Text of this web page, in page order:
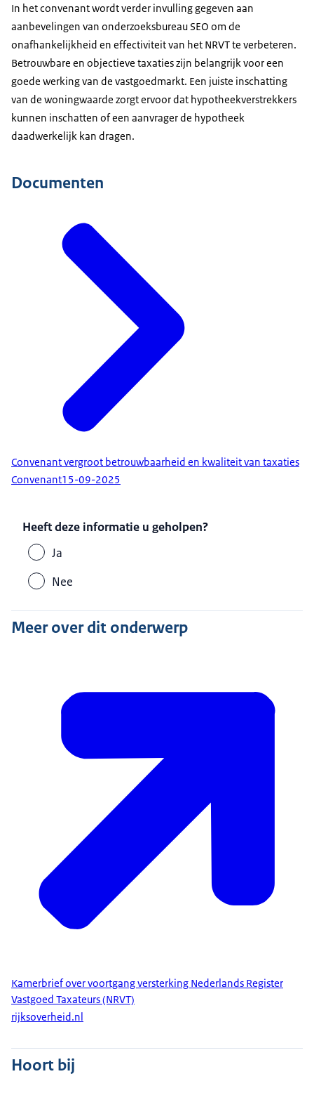
In het convenant wordt verder invulling gegeven aan
aanbevelingen van onderzoeksbureau SEO om de
onafhankelijkheid en effectiviteit van het NRVT te verbeteren.
Betrouwbare en objectieve taxaties zijn belangrijk voor een
goede werking van de vastgoedmarkt. Een juiste inschatting
van de woningwaarde zorgt ervoor dat hypotheekverstrekkers
kunnen inschatten of een aanvrager de hypotheek
daadwerkelijk kan dragen.
Documenten
Convenant vergroot betrouwbaarheid en kwaliteit van taxaties
Convenant15-09-2025
Heeft deze informatie u geholpen?
Ja
Nee
Meer over dit onderwerp
Kamerbrief over voortgang versterking Nederlands Register
Vastgoed Taxateurs (NRVT)
rijksoverheid.nl
Hoort bij